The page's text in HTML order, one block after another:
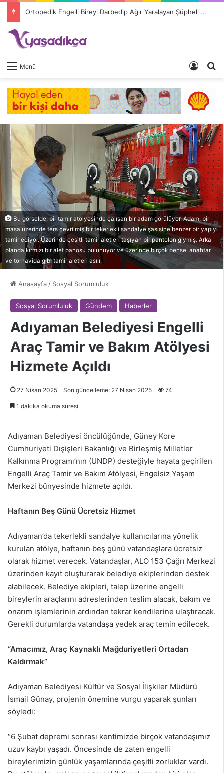
Ortopedik Engelli Bireyi Darbedip Ağır Yaralayan Şüpheli Tutuklandı
Menü Giriş
Bu görselde, bir tamir atölyesinde çalışan bir adam görülüyor. Adam, bir
masa üzerinde ters çevrilmiş bir tekerlekli sandalye şasisine benzer bir yapıyı
tamir ediyor. Üzerinde çeşitli tamir aletleri taşıyan bir pantolon giymiş. Arka
planda kırmızı bir alet panosu bulunuyor ve üzerinde birçok pense, anahtar
ve tornavida gibi tamir aletleri asılı.
Anasayfa / Sosyal Sorumluluk
Sosyal Sorumluluk Gündem Haberler
Adıyaman Belediyesi Engelli
Araç Tamir ve Bakım Atölyesi
Hizmete Açıldı
27 Nisan 2025 Son güncelleme: 27 Nisan 2025 74
1 dakika okuma süresi
Adıyaman Belediyesi öncülüğünde, Güney Kore
Cumhuriyeti Dışişleri Bakanlığı ve Birleşmiş Milletler
Kalkınma Programı’nın (UNDP) desteğiyle hayata geçirilen
Engelli Araç Tamir ve Bakım Atölyesi, Engelsiz Yaşam
Merkezi bünyesinde hizmete açıldı.
Haftanın Beş Günü Ücretsiz Hizmet
Adıyaman’da tekerlekli sandalye kullanıcılarına yönelik
kurulan atölye, haftanın beş günü vatandaşlara ücretsiz
olarak hizmet verecek. Vatandaşlar, ALO 153 Çağrı Merkezi
üzerinden kayıt oluşturarak belediye ekiplerinden destek
alabilecek. Belediye ekipleri, talep üzerine engelli
bireylerin araçlarını adreslerinden teslim alacak, bakım ve
onarım işlemlerinin ardından tekrar kendilerine ulaştıracak.
Gerekli durumlarda vatandaşa yedek araç temin edilecek.
“Amacımız, Araç Kaynaklı Mağduriyetleri Ortadan
Kaldırmak”
Adıyaman Belediyesi Kültür ve Sosyal İlişkiler Müdürü
İsmail Günay, projenin önemine vurgu yaparak şunları
söyledi:
“6 Şubat depremi sonrası kentimizde birçok vatandaşımız
uzuv kaybı yaşadı. Öncesinde de zaten engelli
bireylerimizin günlük yaşamlarında çeşitli zorluklar vardı.